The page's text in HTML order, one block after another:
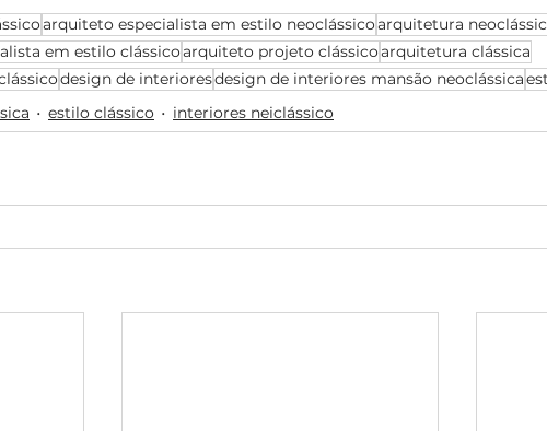
arquiteto especialista em estilo neoclássicoarquitetura
em estilo clássicoarquiteto projeto clássicoarquitetura clássica
design de interioresdesign de interiores mansão neoclássica
estilo clássico interiores neiclássico